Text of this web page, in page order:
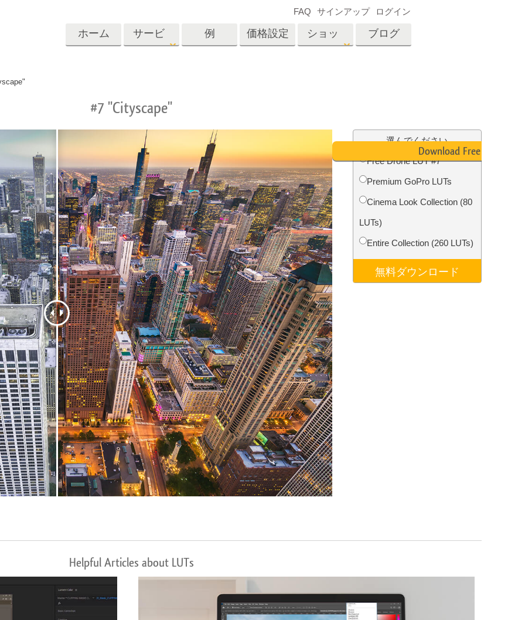
ホーム サービ
真編集サービ
ス
AIが生成した衣料品モデ
ル
画像操作料理内容
写真入力アプリケーショ
ッチ製品内容 ジュエリーレタッチ製品
内容
AIトレーニングデータ Video Editing Services
例 価格設定 ショッ
コレクショ
Photoshopアクション
Photoshopオーバーレイ
Photoshopテクスチャ
Psアクションコレクシ
ョン全体
Psはコレクション全体
をオーバーレイしま
す
プレート
バレンタインデーカ
ード
結婚式招待状
子供の誕生日の招待
状
ビデオオーバーレイ
ブログ
FAQ サインアップ ログイン
#7 "Cityscape"
選んでください
Free Drone LUT #7
Premium GoPro LUTs
Cinema Look Collection (80
LUTs)
Entire Collection (260 LUTs)
無料ダウンロード
Download Free LUT
Helpful Articles about LUTs